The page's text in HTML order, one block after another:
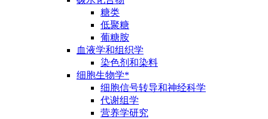
糖类
低聚糖
葡糖胺
血液学和组织学
染色剂和染料
细胞生物学*
细胞信号转导和神经科学
代谢组学
营养学研究